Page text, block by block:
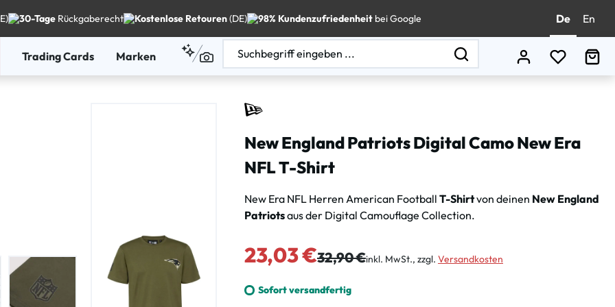
30-Tage Rückgaberecht Kostenlose Retouren(DE) 98% Kundenzufriedenheit bei Google De En
Du hast
Trading Cards Marken
New England Patriots Digital Camo New Era
NFL T-Shirt
New Era NFL Herren American Football T-Shirtvon deinen New England
Patriotsaus der Digital Camouflage Collection.
Verkaufspreis:
23,03 €Regulärer Preis:
32,90 €inkl. MwSt., zzgl. Versandkosten
Sofort versandfertig